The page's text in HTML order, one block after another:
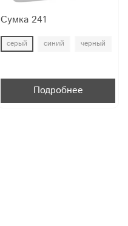
Сумка 241
серый синий черный
Подробнее